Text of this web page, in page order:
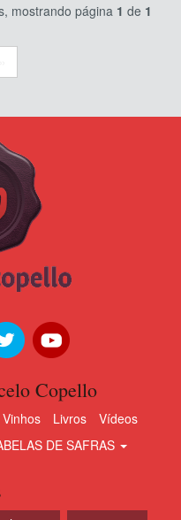
mostrando página 1 de 1
Copello
Vinhos Livros
Vídeos
DE SAFRAS